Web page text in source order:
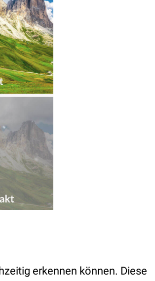
erkennen können. Diese